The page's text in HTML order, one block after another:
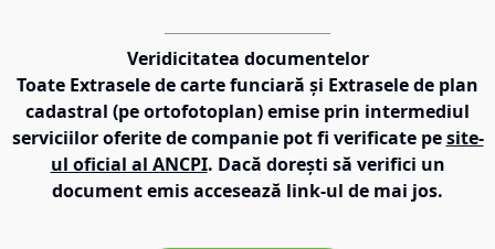
Veridicitatea documentelor
Toate Extrasele de carte funciară și Extrasele de plan
cadastral (pe ortofotoplan) emise prin intermediul
serviciilor oferite de companie pot fi verificate pe site-
ul oficial al ANCPI. Dacă dorești să verifici un
document emis accesează link-ul de mai jos.